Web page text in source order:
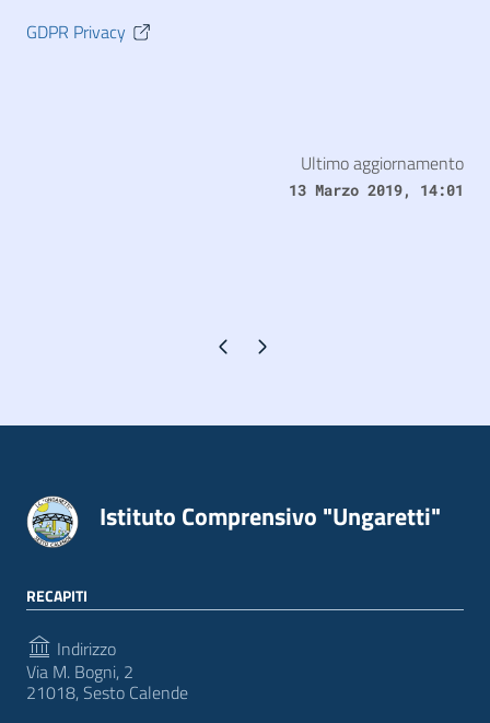
GDPR Privacy
Ultimo aggiornamento
13 Marzo 2019, 14:01
Pagina precedente
Pagina successiva
Istituto Comprensivo "Ungaretti"
RECAPITI
Indirizzo
Via M. Bogni, 2
21018, Sesto Calende